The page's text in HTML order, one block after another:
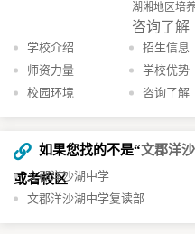
湖湘地区培
咨询了解
学校介绍 招生信息
师资力量
学校优势
校园环境
咨询了解
如果您找的不是“文郡洋
或者校区
文郡洋沙湖中学
文郡洋沙湖中学复读部